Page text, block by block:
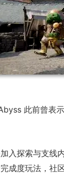
此前曾表
入探索与支线
成度玩法，社